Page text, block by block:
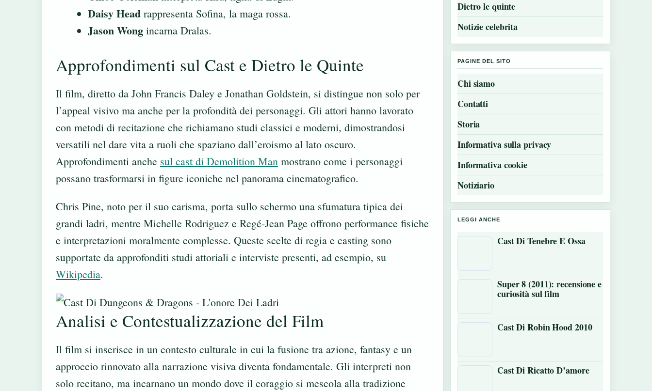
Daisy Head rappresenta Sofina, la maga rossa.
Jason Wong incarna Dralas.
Approfondimenti sul Cast e Dietro le Quinte
Il film, diretto da John Francis Daley e Jonathan Goldstein, si distingue non solo per
l’appeal visivo ma anche per la profondità dei personaggi. Gli attori hanno lavorato
con metodi di recitazione che richiamano studi classici e moderni, dimostrandosi
versatili nel dare vita a ruoli che spaziano dall’eroismo al lato oscuro.
Approfondimenti anche sul cast di Demolition Man mostrano come i personaggi
possano trasformarsi in figure iconiche nel panorama cinematografico.
Chris Pine, noto per il suo carisma, porta sullo schermo una sfumatura tipica dei
grandi ladri, mentre Michelle Rodriguez e Regé-Jean Page offrono performance fisiche
e interpretazioni moralmente complesse. Queste scelte di regia e casting sono
supportate da approfonditi studi attoriali e interviste presenti, ad esempio, su
Wikipedia.
Analisi e Contestualizzazione del Film
Il film si inserisce in un contesto culturale in cui la fusione tra azione, fantasy e un
approccio rinnovato alla narrazione visiva diventa fondamentale. Gli interpreti non
solo recitano, ma incarnano un mondo dove il coraggio si mescola alla tradizione
Dietro le quinte
Notizie celebrita
PAGINE DEL SITO
Chi siamo
Contatti
Storia
Informativa sulla privacy
Informativa cookie
Notiziario
LEGGI ANCHE
Cast Di Tenebre E Ossa
Super 8 (2011): recensione e
curiosità sul film
Cast Di Robin Hood 2010
Cast Di Ricatto D’amore